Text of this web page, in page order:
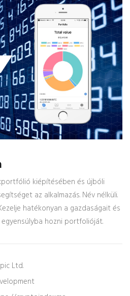
kiépítésében és újbóli
az alkalmazás. Név nélküli.
hatékonyan a gazdaságait és
hozni portfolióját.
Ltd.